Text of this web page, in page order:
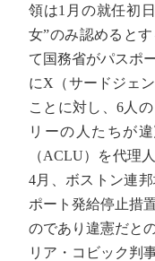
領は1月の就任初
女”のみ認めると
て国務省がパスポ
にX（サードジェ
ことに対し、6人
リーの人たちが
（ACLU）を代理
4月、ボストン連
ポート発給停止措
のであり違憲だと
リア・コビック判